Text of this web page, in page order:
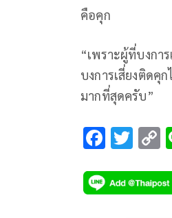
คือคุก
“เพราะผู้ที่บงกา
บงการเสี่ยงติด
มากที่สุดครับ”
F
e
b
T
tt
er
p
y